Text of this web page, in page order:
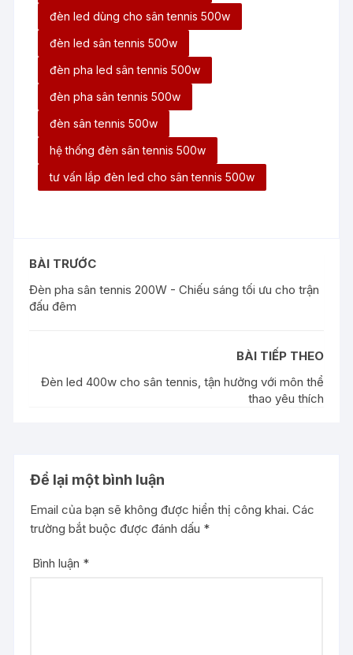
đèn led dùng cho sân tennis 500w
đèn led sân tennis 500w
đèn pha led sân tennis 500w
đèn pha sân tennis 500w
đèn sân tennis 500w
hệ thống đèn sân tennis 500w
tư vấn lắp đèn led cho sân tennis 500w
BÀI TRƯỚC
Đèn pha sân tennis 200W - Chiếu sáng tối ưu cho trận
đấu đêm
BÀI TIẾP THEO
Đèn led 400w cho sân tennis, tận hưởng với môn thể
thao yêu thích
Để lại một bình luận
Email của bạn sẽ không được hiển thị công khai. Các
trường bắt buộc được đánh dấu *
Bình luận *